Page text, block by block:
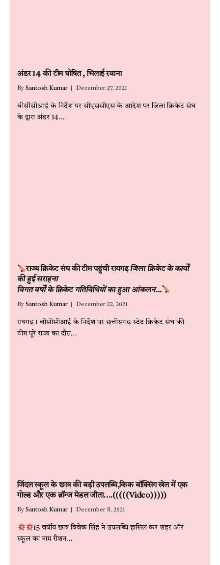
अंडर 14 की टीम घोषित , भिलाई रवाना
By Santosh Kumar December 27, 2021
बीसीसीआई के निर्देश पर सीएससीएस के आदेश पर जिला क्रिकेट संघ
के द्वारा अंडर 14…
राज्य क्रिकेट संघ की टीम पहुंची रायगढ़जिला क्रिकेट के कार्यों
की हुई सराहना
विगत वर्षों के क्रिकेट गतिविधियों का हुआ आंकलन…
By Santosh Kumar December 22, 2021
रायगढ़। बीसीसीआई के निर्देश पर छत्तीसगढ़ स्टेट क्रिकेट संघ की
टीम पूरे राज्य का दौरा…
जिंदल स्कूल के छात्र की बड़ी उपलब्धि,किक बॉक्सिंग खेल में एक
गोल्ड और एक ब्रॉन्ज मेडल जीता….(((((Video)))))
By Santosh Kumar December 8, 2021
15 वर्षीय छात्र विवेक सिंह ने उपलब्धि हासिल कर शहर और
स्कूल का नाम रौशन…